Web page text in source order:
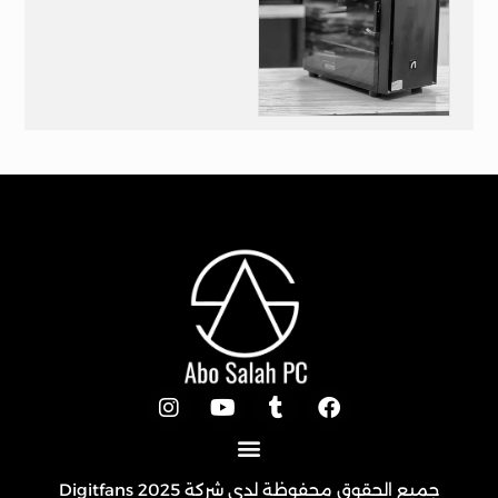
جميع الحقوق محفوظة لدى شركة 2025 Digitfans